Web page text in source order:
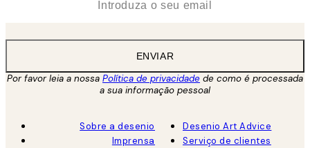
ENVIAR
Por favor leia a nossa Política de privacidade de como é processada
a sua informação pessoal
Sobre a desenio
Imprensa
Desenio Art Advice
Serviço de clientes